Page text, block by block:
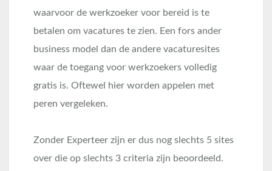
waarvoor de werkzoeker voor bereid is te
betalen om vacatures te zien. Een fors ander
business model dan de andere vacaturesites
waar de toegang voor werkzoekers volledig
gratis is. Oftewel hier worden appelen met
peren vergeleken.
Zonder Experteer zijn er dus nog slechts 5 sites
over die op slechts 3 criteria zijn beoordeeld.